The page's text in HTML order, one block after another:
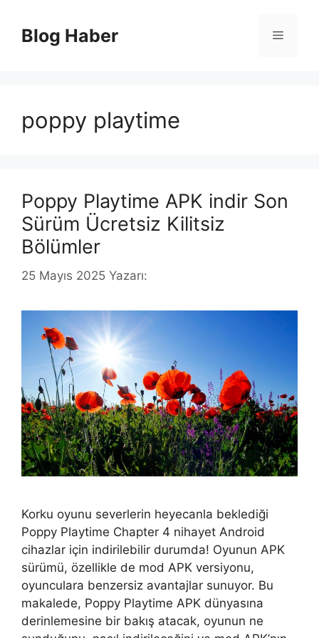
Blog Haber Menü
poppy playtime
Poppy Playtime APK indir Son
Sürüm Ücretsiz Kilitsiz
Bölümler
25 Mayıs 2025 Yazarı:
Korku oyunu severlerin heyecanla beklediği
Poppy Playtime Chapter 4 nihayet Android
cihazlar için indirilebilir durumda! Oyunun APK
sürümü, özellikle de mod APK versiyonu,
oyunculara benzersiz avantajlar sunuyor. Bu
makalede, Poppy Playtime APK dünyasına
derinlemesine bir bakış atacak, oyunun ne